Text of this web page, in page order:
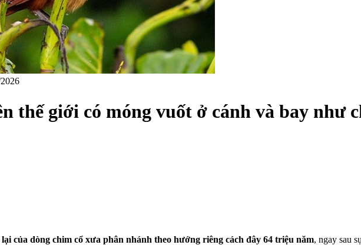
thế giới có móng vuốt ở cánh và bay như
của dòng chim cổ xưa phân nhánh theo hướng riêng cách đây 64 triệu năm, ngay sau